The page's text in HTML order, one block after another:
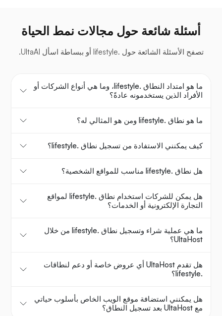
أسئلة شائعة حول مجالات نمط الحياة
تصفح الأسئلة الشائعة حول .lifestyle أو ببساطة اسأل UltaAI.
ما هو امتداد النطاق .lifestyle، وما هي أنواع الشركات أو
الأفراد الذين يستخدمونه عادةً؟
ما هو نطاق .lifestyle ومن هو المثالي له؟
كيف يمكنني الاستفادة من تسجيل نطاق .lifestyle؟
هل نطاق .lifestyle مناسب للمواقع الشخصية؟
هل يمكن للشركات استخدام نطاق .lifestyle لمواقع
التجارة الإلكترونية أو الخدمات؟
ما هي عملية شراء وتسجيل نطاق .lifestyle من خلال
UltaHost؟
هل تقدم UltaHost أي عروض خاصة أو دعم لنطاقات
.lifestyle؟
هل يمكنني استضافة موقع الويب الخاص بأسلوب حياتي
مع UltaHost بعد تسجيل النطاق؟